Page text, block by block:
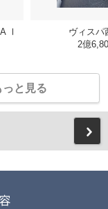
Ⅰ
ヴィスパ
2億
と見る